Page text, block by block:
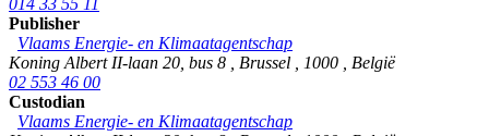
Publisher
Vlaams Energie- en Klimaatagentschap
Koning Albert II-laan 20, bus 8
Brussel 1000
België
02 553 46 00
Custodian
Vlaams Energie- en Klimaatagentschap